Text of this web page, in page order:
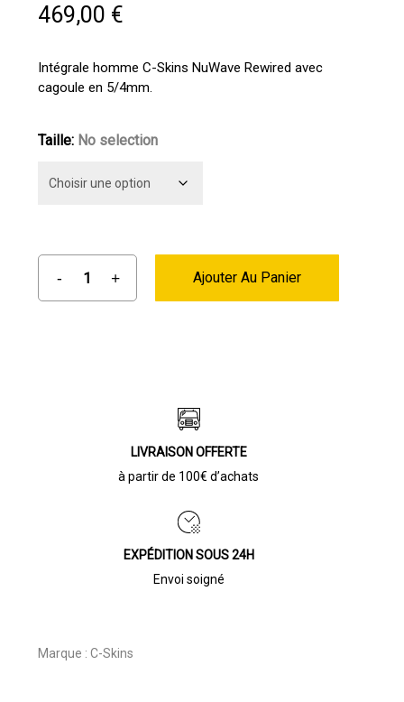
469,00 €
Intégrale homme C-Skins NuWave Rewired avec
cagoule en 5/4mm.
Taille: No selection
Ajouter Au Panier
LIVRAISON OFFERTE
à partir de 100€ d’achats
EXPÉDITION SOUS 24H
Envoi soigné
Marque : C-Skins